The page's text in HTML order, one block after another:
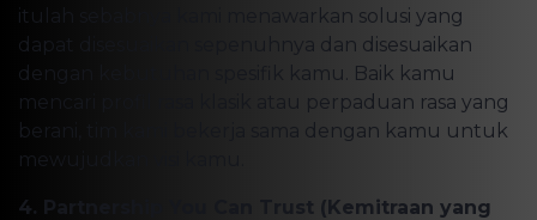
itulah sebabnya kami menawarkan solusi yang
dapat disesuaikan sepenuhnya dan disesuaikan
dengan kebutuhan spesifik kamu. Baik kamu
mencari profil rasa klasik atau perpaduan rasa yang
berani, tim kami bekerja sama dengan kamu untuk
mewujudkan visi kamu.
4. Partnership You Can Trust (Kemitraan yang